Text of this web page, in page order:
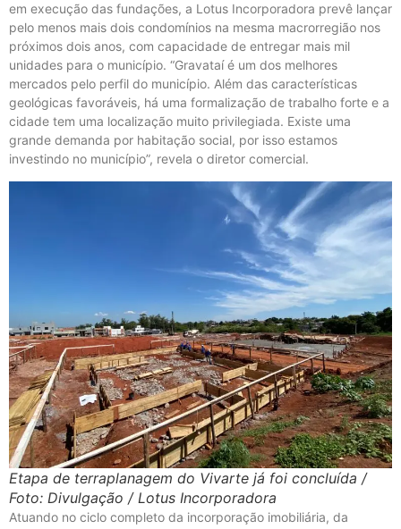
em execução das fundações, a Lotus Incorporadora prevê lançar
pelo menos mais dois condomínios na mesma macrorregião nos
próximos dois anos, com capacidade de entregar mais mil
unidades para o município. “Gravataí é um dos melhores
mercados pelo perfil do município. Além das características
geológicas favoráveis, há uma formalização de trabalho forte e a
cidade tem uma localização muito privilegiada. Existe uma
grande demanda por habitação social, por isso estamos
investindo no município”, revela o diretor comercial.
Etapa de terraplanagem do Vivarte já foi concluída /
Foto: Divulgação / Lotus Incorporadora
Atuando no ciclo completo da incorporação imobiliária, da